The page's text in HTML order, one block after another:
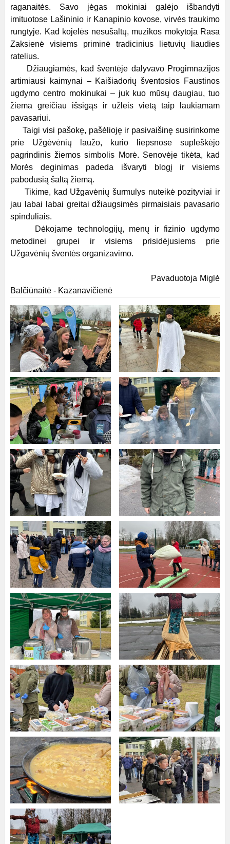
raganaitės. Savo jėgas mokiniai galėjo išbandyti
imituotose Lašininio ir Kanapinio kovose, virvės traukimo
rungtyje. Kad kojelės nesušaltų, muzikos mokytoja Rasa
Zaksienė visiems priminė tradicinius lietuvių liaudies
ratelius.
Džiaugiamės, kad šventėje dalyvavo Progimnazijos
artimiausi kaimynai – Kaišiadorių šventosios Faustinos
ugdymo centro mokinukai – juk kuo mūsų daugiau, tuo
žiema greičiau išsigąs ir užleis vietą taip laukiamam
pavasariui.
Taigi visi pašokę, pašėlioję ir pasivaišinę susirinkome
prie Užgėvėnių laužo, kurio liepsnose supleškėjo
pagrindinis žiemos simbolis Morė. Senovėje tikėta, kad
Morės deginimas padeda išvaryti blogį ir visiems
pabodusią šaltą žiemą.
Tikime, kad Užgavėnių šurmulys nuteikė pozityviai ir
jau labai labai greitai džiaugsimės pirmaisiais pavasario
spinduliais.
Dėkojame technologijų, menų ir fizinio ugdymo
metodinei grupei ir visiems prisidėjusiems prie
Užgavėnių šventės organizavimo.
Pavaduotoja Miglė
Balčiūnaitė - Kazanavičienė